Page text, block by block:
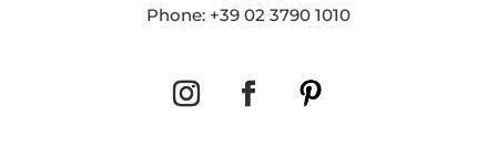
Phone: +39 02 3790 1010